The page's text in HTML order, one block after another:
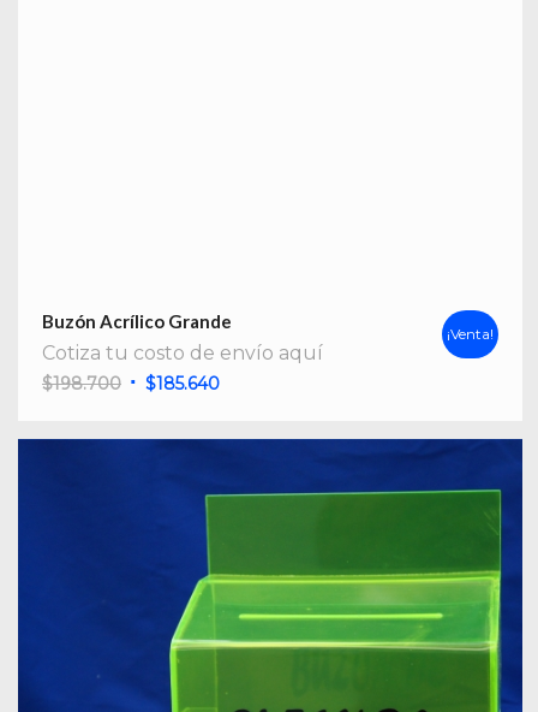
Buzón Acrílico Grande
Cotiza tu costo de envío aquí
$198.700 El
original
$198.700.
$185.640El
actual
$185.640.
¡Venta!